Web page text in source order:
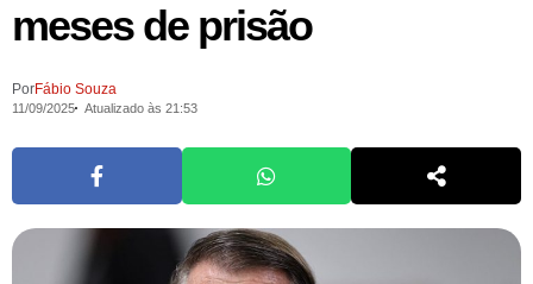
meses de prisão
PorFábio Souza
11/09/2025 Atualizado às 21:53